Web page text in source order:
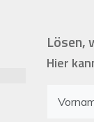
Lösen,
Hier